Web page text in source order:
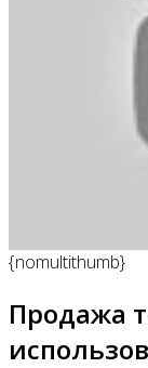
{nomultithumb}
Продажа